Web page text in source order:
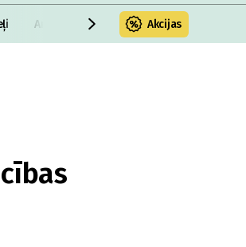
Armatūra un metāls Fasādes
Akcijas